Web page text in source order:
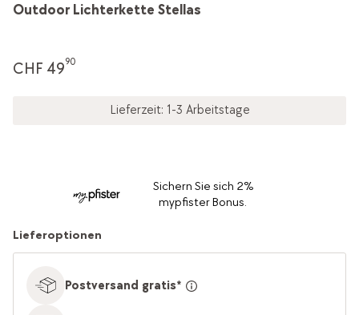
Outdoor Lichterkette Stellas
CHF 4990
Lieferzeit: 1-3 Arbeitstage
Sichern Sie sich 2%
mypfister Bonus.
Lieferoptionen
Postversand gratis*